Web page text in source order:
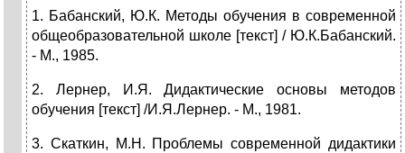
1. Бабанский, Ю.К. Методы обучения в современной
общеобразовательной школе [текст] / Ю.К.Бабанский.
- М., 1985.
2. Лернер, И.Я. Дидактические основы методов
обучения [текст] /И.Я.Лернер. - М., 1981.
3. Скаткин, М.Н. Проблемы современной дидактики